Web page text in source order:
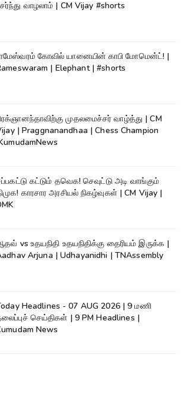
வாழலாம் | CM Vijay #shorts
கோவில் யானையின் காபி மோமென்ட்! |
| Elephant | #shorts
முதலமைச்சர் வாழ்த்து | CM
| Praggnanandhaa | Chess Champion
கட்டும் தவெக! செவுட்டு அடி வாங்கும்
காரசார அரசியல் நிகழ்வுகள் | CM Vijay |
vs உதயநிதி உதயநிதிக்கு தைரியம் இருக்க |
Arjuna | Udhayanidhi | TNAssembly
Headlines - 07 AUG 2026 | 9 மணி
செய்திகள் | 9 PM Headlines |
News